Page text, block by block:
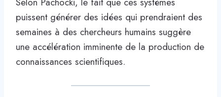
puissent générer des idées qui prendraient des
semaines à des chercheurs humains suggère
une accélération imminente de la production de
connaissances scientifiques.